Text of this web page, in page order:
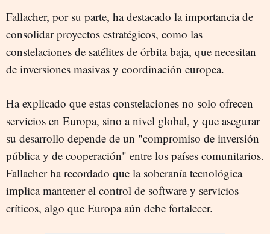
Fallacher, por su parte, ha destacado la importancia de
consolidar proyectos estratégicos, como las
constelaciones de satélites de órbita baja, que necesitan
de inversiones masivas y coordinación europea.
Ha explicado que estas constelaciones no solo ofrecen
servicios en Europa, sino a nivel global, y que asegurar
su desarrollo depende de un "compromiso de inversión
pública y de cooperación" entre los países comunitarios.
Fallacher ha recordado que la soberanía tecnológica
implica mantener el control de software y servicios
críticos, algo que Europa aún debe fortalecer.